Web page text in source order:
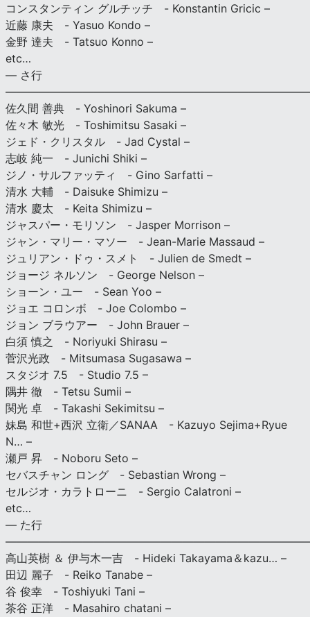
コンスタンティン グルチッチ - Konstantin Gricic –
近藤 康夫 - Yasuo Kondo –
金野 達夫 - Tatsuo Konno –
etc…
— さ行
佐久間 善典 - Yoshinori Sakuma –
佐々木 敏光 - Toshimitsu Sasaki –
ジェド・クリスタル - Jad Cystal –
志岐 純一 - Junichi Shiki –
ジノ・サルファッティ - Gino Sarfatti –
清水 大輔 - Daisuke Shimizu –
清水 慶太 - Keita Shimizu –
ジャスパー・モリソン - Jasper Morrison –
ジャン・マリー・マソー - Jean-Marie Massaud –
ジュリアン・ドゥ・スメト - Julien de Smedt –
ジョージ ネルソン - George Nelson –
ショーン・ユー - Sean Yoo –
ジョエ コロンボ - Joe Colombo –
ジョン ブラウアー - John Brauer –
白須 慎之 - Noriyuki Shirasu –
菅沢光政 - Mitsumasa Sugasawa –
スタジオ 7.5 - Studio 7.5 –
隅井 徹 - Tetsu Sumii –
関光 卓 - Takashi Sekimitsu –
妹島 和世+西沢 立衛／SANAA - Kazuyo Sejima+Ryue
N… –
瀬戸 昇 - Noboru Seto –
セバスチャン ロング - Sebastian Wrong –
セルジオ・カラトローニ - Sergio Calatroni –
etc…
— た行
高山英樹 ＆ 伊与木一吉 - Hideki Takayama＆kazu… –
田辺 麗子 - Reiko Tanabe –
谷 俊幸 - Toshiyuki Tani –
茶谷 正洋 - Masahiro chatani –